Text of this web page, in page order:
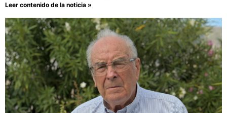
Leer contenido de la noticia »